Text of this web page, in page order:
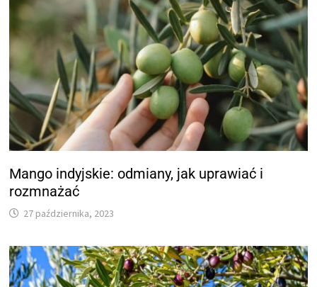
Mango indyjskie: odmiany, jak uprawiać i
rozmnażać
27 października, 2023